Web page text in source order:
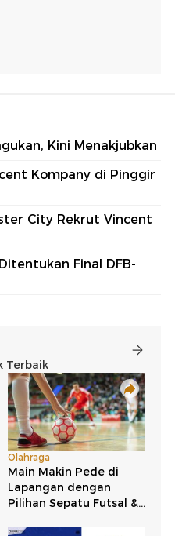
Kini Menakjubkan
Kompany di Pinggir
City Rekrut Vincent
Final DFB-